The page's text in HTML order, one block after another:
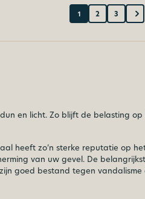
1 2 3
en licht. Zo blijft de belasting
heeft zo’n sterke reputatie op
van uw gevel. De
goed bestand tegen